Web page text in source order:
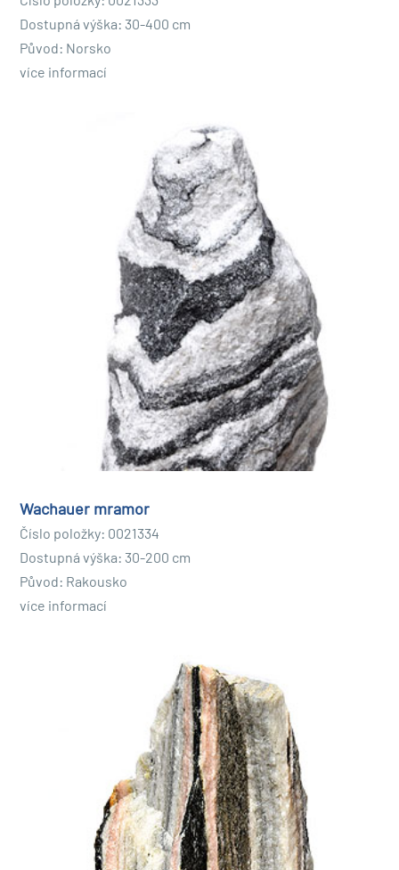
Dostupná výška: 30-400 cm
Původ: Norsko
více informací
Wachauer mramor
Číslo položky: 0021334
Dostupná výška: 30-200 cm
Původ: Rakousko
více informací